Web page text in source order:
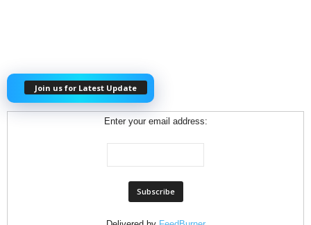
Join us for Latest Update
Enter your email address: